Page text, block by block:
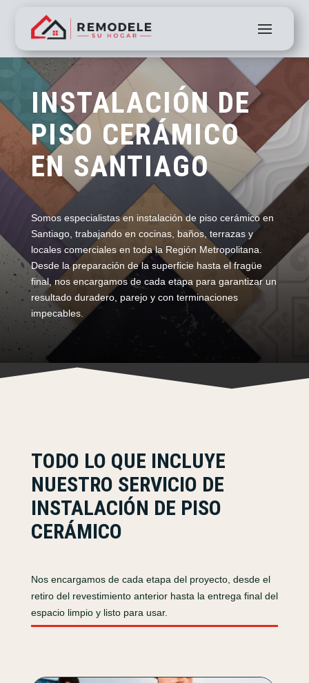
INSTALACIÓN DE
PISO CERÁMICO
EN SANTIAGO
Somos especialistas en instalación de piso cerámico en
Santiago, trabajando en cocinas, baños, terrazas y
locales comerciales en toda la Región Metropolitana.
Desde la preparación de la superficie hasta el fragüe
final, nos encargamos de cada etapa para garantizar un
resultado duradero, parejo y con terminaciones
impecables.
TODO LO QUE INCLUYE
NUESTRO SERVICIO DE
INSTALACIÓN DE PISO
CERÁMICO
Nos encargamos de cada etapa del proyecto, desde el
retiro del revestimiento anterior hasta la entrega final del
espacio limpio y listo para usar.